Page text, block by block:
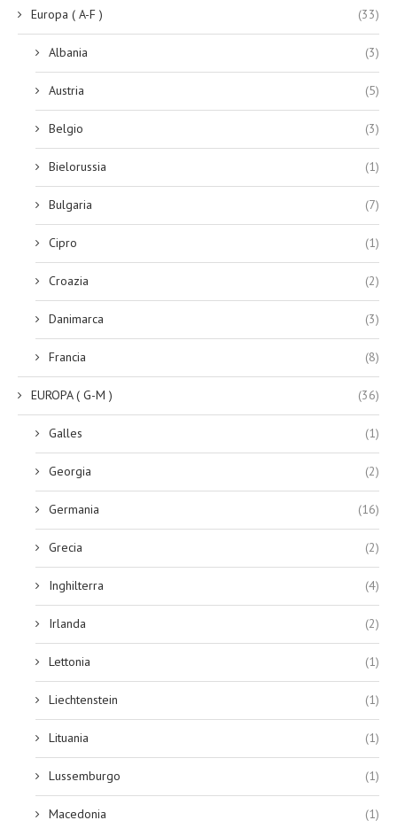
Europa ( A-F ) (33)
Albania (3)
Austria (5)
Belgio (3)
Bielorussia (1)
Bulgaria (7)
Cipro (1)
Croazia (2)
Danimarca (3)
Francia (8)
EUROPA ( G-M ) (36)
Galles (1)
Georgia (2)
Germania (16)
Grecia (2)
Inghilterra (4)
Irlanda (2)
Lettonia (1)
Liechtenstein (1)
Lituania (1)
Lussemburgo (1)
Macedonia (1)